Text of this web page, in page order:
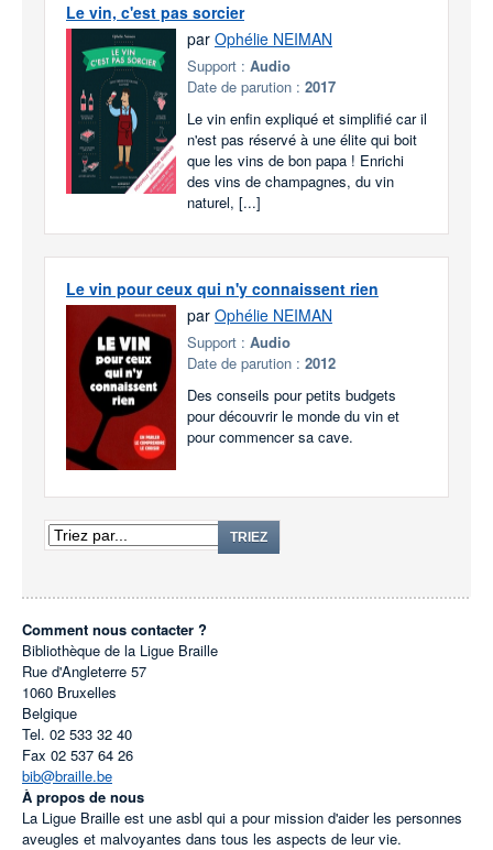
Le vin, c'est pas sorcier
par Ophélie NEIMAN
Support : Audio
Date de parution : 2017
Le vin enfin expliqué et simplifié car il
n'est pas réservé à une élite qui boit
que les vins de bon papa ! Enrichi
des vins de champagnes, du vin
naturel, [...]
Le vin pour ceux qui n'y connaissent rien
par Ophélie NEIMAN
Support : Audio
Date de parution : 2012
Des conseils pour petits budgets
pour découvrir le monde du vin et
pour commencer sa cave.
TRIEZ
Comment nous contacter ?
Bibliothèque de la Ligue Braille
Rue d'Angleterre 57
1060 Bruxelles
Belgique
Tel. 02 533 32 40
Fax 02 537 64 26
bib@braille.be
À propos de nous
La Ligue Braille est une asbl qui a pour mission d'aider les personnes
aveugles et malvoyantes dans tous les aspects de leur vie.